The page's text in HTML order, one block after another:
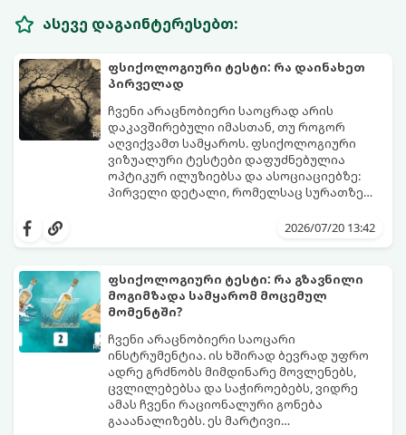
ასევე დაგაინტერესებთ:
ფსიქოლოგიური ტესტი: რა დაინახეთ
პირველად
ჩვენი არაცნობიერი საოცრად არის
დაკავშირებული იმასთან, თუ როგორ
აღვიქვამთ სამყაროს. ფსიქოლოგიური
ვიზუალური ტესტები დაფუძნებულია
ოპტიკურ ილუზიებსა და ასოციაციებზე:
პირველი დეტალი, რომელსაც სურათზე
პიროვნების ფარულ მხარეებზე,2026/07/20 13:42
ფსიქოლოგიური ტესტი: რა გზავნილი
მოგიმზადა სამყარომ მოცემულ
მომენტში?
ჩვენი არაცნობიერი საოცარი
ინსტრუმენტია. ის ხშირად ბევრად უფრო
ადრე გრძნობს მიმდინარე მოვლენებს,
ცვლილებებსა და საჭიროებებს, ვიდრე
ამას ჩვენი რაციონალური გონება
გააანალიზებს. ეს მარტივი